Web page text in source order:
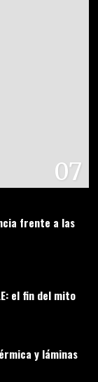
07
frente a las
el fin del mito
09
y láminas